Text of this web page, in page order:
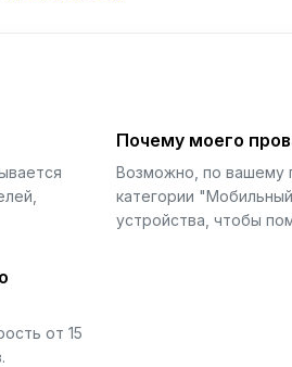
Почему моего
Возможно, по вашему
категории
устройства, чтобы
от 15